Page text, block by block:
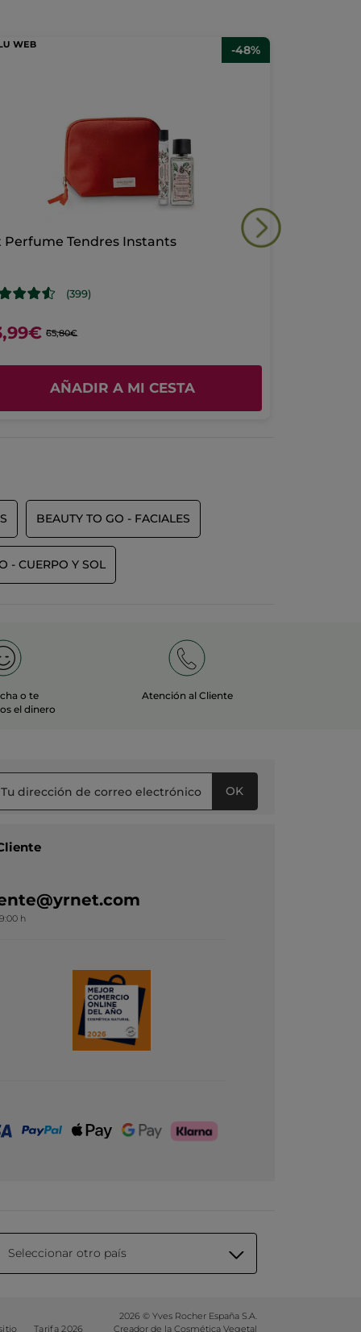
-48%
Perfume Tendres Instants
(399)
65,80€
AÑADIR A MI CESTA
BEAUTY TO GO - FACIALES
- CUERPO Y SOL
o te
el dinero
Atención al Cliente
OK
h
Seleccionar otro país
Tarifa 2026
2026 © Yves Rocher España S.A.
Creador de la Cosmética Vegetal